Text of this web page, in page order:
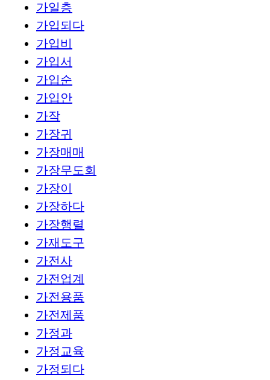
가일층
가입되다
가입비
가입서
가입순
가입안
가작
가장귀
가장매매
가장무도회
가장이
가장하다
가장행렬
가재도구
가전사
가전업계
가전용품
가전제품
가정과
가정교육
가정되다